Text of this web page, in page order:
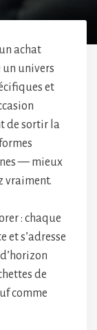
achat
un univers
et
de sortir la
— mieux
vraiment.
: chaque
et s’adresse
de
comme